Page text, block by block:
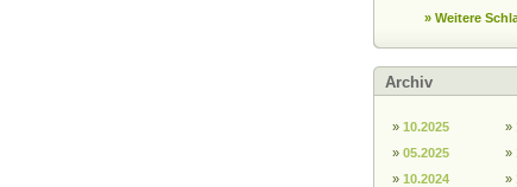
» Weitere
Archiv
» 10.2025
» 05.2025
» 10.2024
»
»
»